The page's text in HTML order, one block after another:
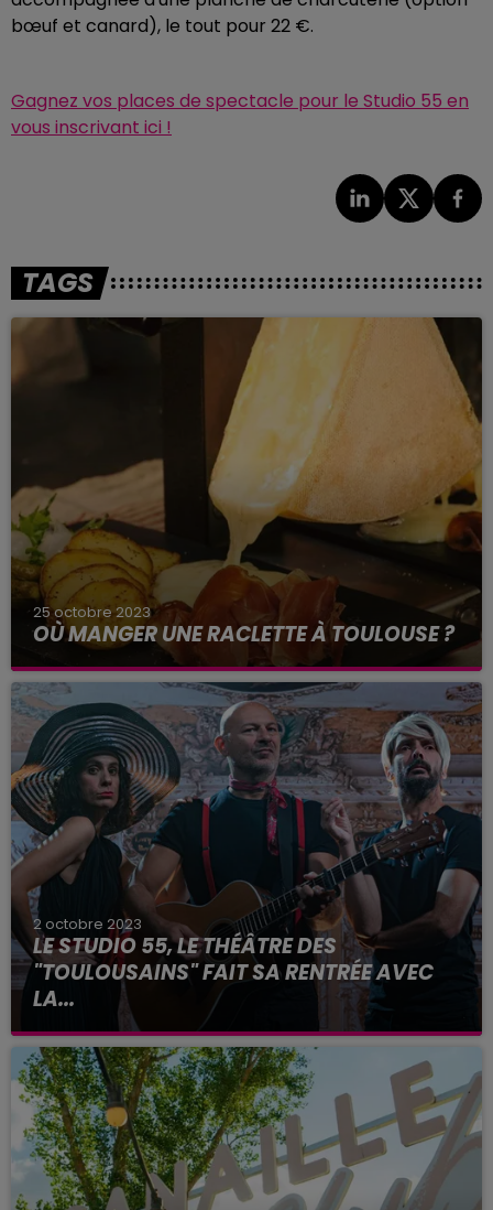
bœuf et canard), le tout pour 22 €.
Gagnez vos places de spectacle pour le Studio 55 en
vous inscrivant ici !
TAGS
25 octobre 2023
OÙ MANGER UNE RACLETTE À TOULOUSE ?
2 octobre 2023
LE STUDIO 55, LE THÉÂTRE DES
"TOULOUSAINS" FAIT SA RENTRÉE AVEC
LA...